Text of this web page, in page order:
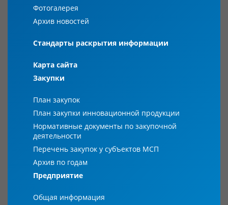
Фотогалерея
Архив новостей
Стандарты раскрытия информации
Карта сайта
Закупки
План закупок
План закупки инновационной продукции
Нормативные документы по закупочной
деятельности
Перечень закупок у субъектов МСП
Архив по годам
Предприятие
Общая информация